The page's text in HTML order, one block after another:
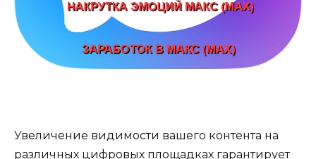
Увеличение видимости вашего контента на
различных цифровых площадках гарантирует